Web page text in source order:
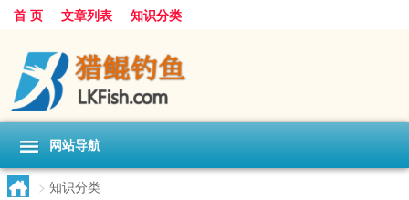
首 页 文章列表 知识分类
网站导航
> 知识分类